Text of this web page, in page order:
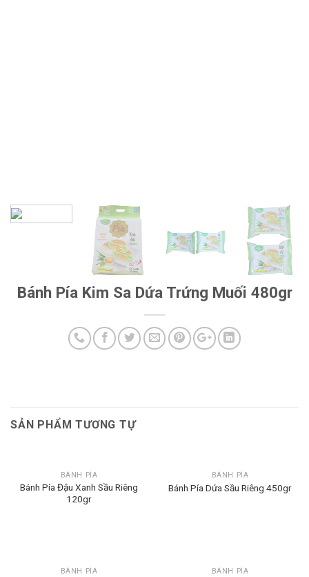
Bánh Pía Kim Sa Dứa Trứng Muối 480gr
SẢN PHẨM TƯƠNG TỰ
BÁNH PÍA
Bánh Pía Đậu Xanh Sầu Riêng
120gr
BÁNH PÍA
Bánh Pía Dứa Sầu Riêng 450gr
BÁNH PÍA BÁNH PÍA